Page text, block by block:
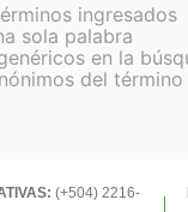
ingresados
sola palabra
en la
del término
(+504) 2216-